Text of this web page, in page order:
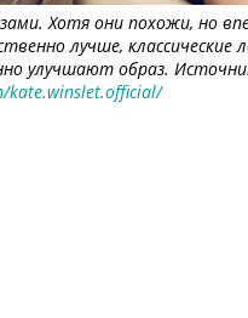
Хотя они похожи, но
лучше, классические
улучшают образ.
kate.winslet.official/